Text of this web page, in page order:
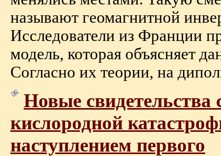
называют геомагнитной
Исследователи из Франции
модель, которая объясняет
Согласно их теории, на
Новые свидетельства
кислородной
наступлением первого